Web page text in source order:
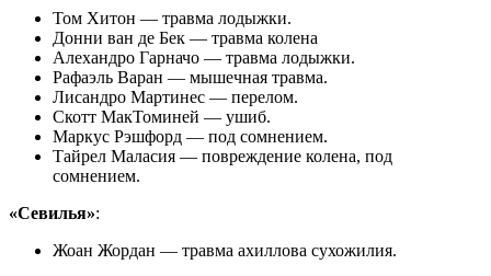
Том Хитон — травма лодыжки.
Донни ван де Бек — травма колена
Алехандро Гарначо — травма лодыжки.
Рафаэль Варан — мышечная травма.
Лисандро Мартинес — перелом.
Скотт МакТоминей — ушиб.
Маркус Рэшфорд — под сомнением.
Тайрел Маласия — повреждение колена, под
сомнением.
«Севилья»:
Жоан Жордан — травма ахиллова сухожилия.